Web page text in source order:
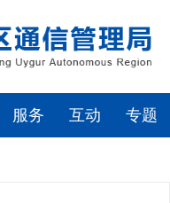
服务 互动 专题